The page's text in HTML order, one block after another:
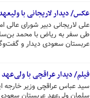
عکس/ دیدار لاریجانی با
علی لاریجانی دبیر شورای
طی سفر به ریاض با محمد
عربستان سعودی دیدار و
فیلم/ دیدار عراقچی با
سید عباس عراقچی وزیر خارجه
سلمان ولی‌عهد عربستان